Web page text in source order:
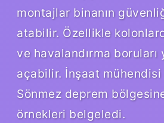
montajlar binanın
atabilir. Özellikle
ve havalandırma boruları
açabilir. İnşaat mühendisi
Sönmez deprem
örnekleri belgeledi.